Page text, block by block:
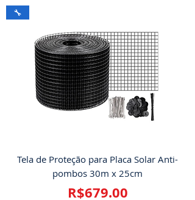
🔧
Tela de Proteção para Placa Solar Anti-
pombos 30m x 25cm
Price
R$679.00